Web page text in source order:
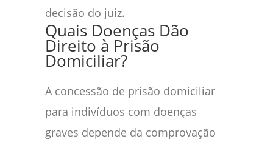
decisão do juiz.
Quais Doenças Dão
Direito à Prisão
Domiciliar?
A concessão de prisão domiciliar
para indivíduos com doenças
graves depende da comprovação